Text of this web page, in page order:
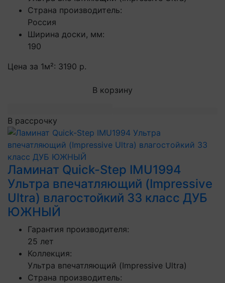
Страна производитель:
Россия
Ширина доски, мм:
190
Цена за 1м²: 3190 р.
В корзину
В рассрочку
Ламинат Quick-Step IMU1994
Ультра впечатляющий (Impressive
Ultra) влагостойкий 33 класс ДУБ
ЮЖНЫЙ
Гарантия производителя:
25 лет
Коллекция:
Ультра впечатляющий (Impressive Ultra)
Страна производитель: